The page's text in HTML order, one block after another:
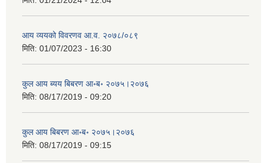
आय व्ययको विवरणव आ.व. २०७८/०८९
मिति: 01/07/2023 - 16:30
कुल आय ब्यय बिबरण आ॰ब॰ २०७५।२०७६
मिति: 08/17/2019 - 09:20
कुल आय बिबरण आ॰ब॰ २०७५।२०७६
मिति: 08/17/2019 - 09:15